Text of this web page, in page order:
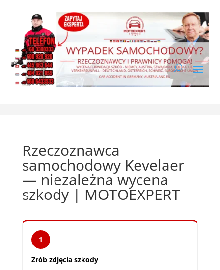
Rzeczoznawca
samochodowy Kevelaer
— niezależna wycena
szkody | MOTOEXPERT
1
Zrób zdjęcia szkody